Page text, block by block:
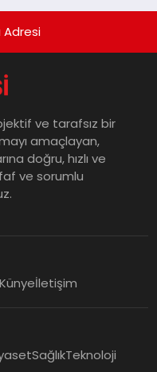
Adresi
ve tarafsız bir
amaçlayan,
doğru, hızlı ve
ve sorumlu
Künyeİletişim
SağlıkTeknoloji